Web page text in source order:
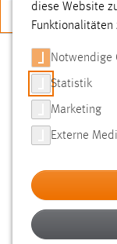
SUCHE
FILTER
diese Website
Funktionalitäten
Notwendige
Statistik
Marketing
Externe